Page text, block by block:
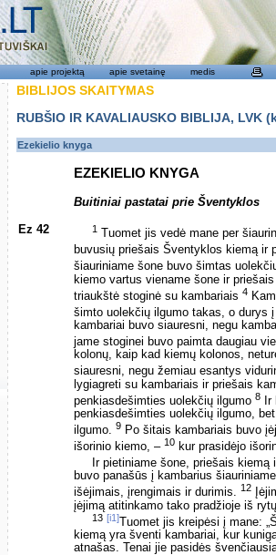
apie projektą apie svetainę medis
BIBLIJOS SKAITYMAS
RUBŠIO IR KAVALIAUSKO BIBLIJA,
Ezekielio knyga
EZEKIELIO KNYGA
Buitiniai pastatai prie Šventyklos
Ez 42 1
Tuomet jis vedė mane per
buvusių priešais Šventyklos kiemą ir
šiauriniame šone buvo šimtas
kiemo vartus viename šone ir
triaukštė stoginė su kambariais 4
šimto uolekčių ilgumo takas, o durys
kambariai buvo siauresni, negu
jame stoginei buvo paimta daugiau
kolonų, kaip kad kiemų kolonos,
siauresni, negu žemiau esantys
lygiagreti su kambariais ir priešais
penkiasdešimties uolekčių ilgumo 8 Ir
penkiasdešimties uolekčių ilgumo,
ilgumo. 9 Po šitais kambariais buvo
išorinio kiemo, – 10 kur prasidėjo
Ir pietiniame šone, priešais
buvo panašūs į kambarius
išėjimais, įrengimais ir durimis. 12
įėjimą atitinkamo tako pradžioje iš
13 [i1]Tuomet jis kreipėsi į mane:
kiemą yra šventi kambariai, kur
atnašas. Tenai jie pasidės